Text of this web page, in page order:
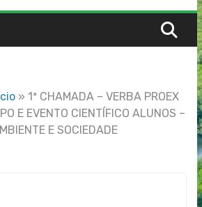
» 1ª CHAMADA – VERBA PROEX
E EVENTO CIENTÍFICO ALUNOS –
E SOCIEDADE